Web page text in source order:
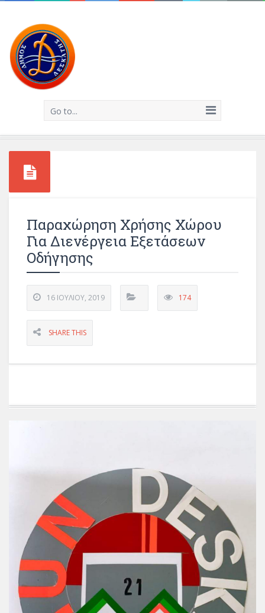
Go to...
Παραχώρηση Χρήσης Χώρου
Για Διενέργεια Εξετάσεων
Οδήγησης
16 ΙΟΥΛΊΟΥ, 2019 174
SHARE THIS